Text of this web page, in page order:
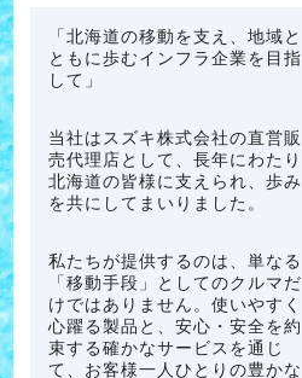
「北海道の移動を支え、地域と
ともに歩むインフラ企業を目指
して」
当社はスズキ株式会社の直営販
売代理店として、長年にわたり
北海道の皆様に支えられ、歩み
を共にしてまいりました。
私たちが提供するのは、単なる
「移動手段」としてのクルマだ
けではありません。使いやすく
心躍る製品と、安心・安全を約
束する確かなサービスを通じ
て、お客様一人ひとりの豊かな